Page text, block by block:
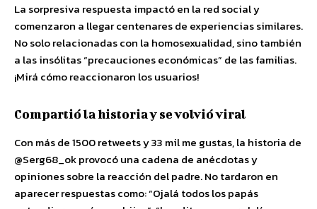
La sorpresiva respuesta impactó en la red social y
comenzaron a llegar centenares de experiencias similares.
No solo relacionadas con la homosexualidad, sino también
a las insólitas “precauciones económicas” de las familias.
¡Mirá cómo reaccionaron los usuarios!
Compartió la historia y se volvió viral
Con más de 1500 retweets y 33 mil me gustas, la historia de
@Serg68_ok provocó una cadena de anécdotas y
opiniones sobre la reacción del padre. No tardaron en
aparecer respuestas como: “Ojalá todos los papás